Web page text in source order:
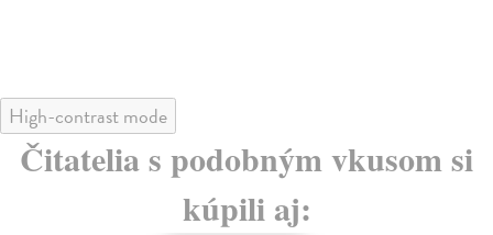
High-contrast mode
Čitatelia s podobným vkusom si
kúpili aj: